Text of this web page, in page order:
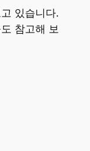
있습니다.
참고해 보